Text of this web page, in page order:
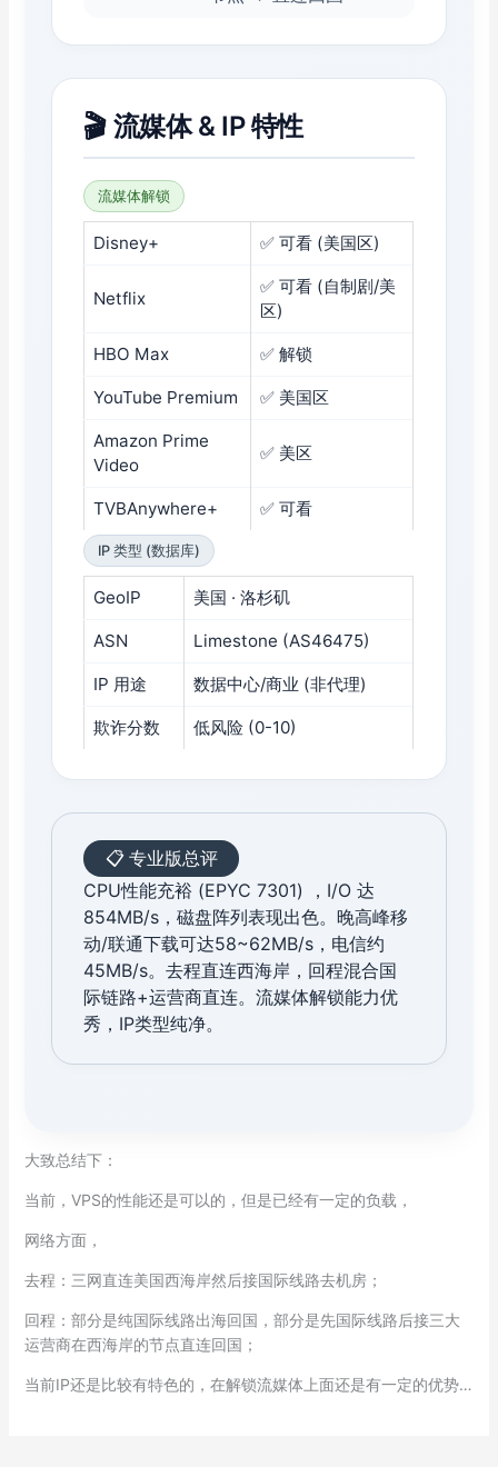
🎬 流媒体 & IP 特性
流媒体解锁
Disney+ ✅ 可看 (美国区)
Netflix
✅ 可看 (自制剧/美
区)
HBO Max ✅ 解锁
YouTube Premium ✅ 美国区
Amazon Prime
Video
✅ 美区
TVBAnywhere+ ✅ 可看
IP 类型 (数据库)
GeoIP 美国 · 洛杉矶
ASN Limestone (AS46475)
IP 用途 数据中心/商业 (非代理)
欺诈分数 低风险 (0-10)
📋 专业版总评
CPU性能充裕 (EPYC 7301) ，I/O 达
854MB/s，磁盘阵列表现出色。晚高峰移
动/联通下载可达58~62MB/s，电信约
45MB/s。去程直连西海岸，回程混合国
际链路+运营商直连。流媒体解锁能力优
秀，IP类型纯净。
大致总结下：
当前，VPS的性能还是可以的，但是已经有一定的负载，
网络方面，
去程：三网直连美国西海岸然后接国际线路去机房；
回程：部分是纯国际线路出海回国，部分是先国际线路后接三大
运营商在西海岸的节点直连回国；
当前IP还是比较有特色的，在解锁流媒体上面还是有一定的优势…